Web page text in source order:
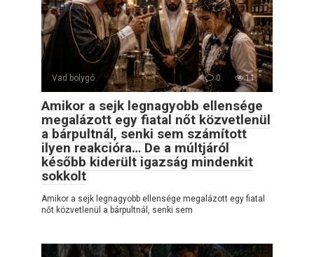
Vad bolygó 0 11
Amikor a sejk legnagyobb ellensége
megalázott egy fiatal nőt közvetlenül
a bárpultnál, senki sem számított
ilyen reakcióra… De a múltjáról
később kiderült igazság mindenkit
sokkolt
Amikor a sejk legnagyobb ellensége megalázott egy fiatal
nőt közvetlenül a bárpultnál, senki sem